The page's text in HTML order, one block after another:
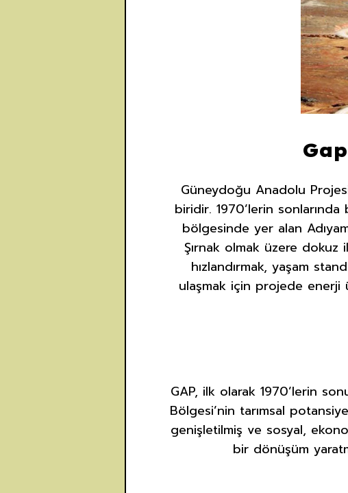
Güneydoğu Anadolu
biridir. 1970’lerin
bölgesinde yer alan
Şırnak olmak üzere dokuz
hızlandırmak, yaşam
ulaşmak için projede enerji
GAP, ilk olarak 1970’lerin
Bölgesi’nin tarımsal
genişletilmiş ve sosyal,
bir dönüşüm